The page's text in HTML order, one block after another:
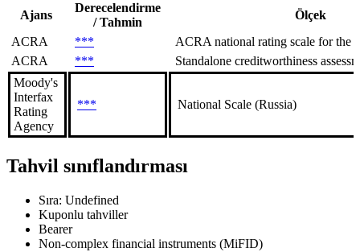
Ajans
Derecelendirme
/ Tahmin
Ölçek
ACRA
***
ACRA national rating scale for the
ACRA
***
Standalone creditworthiness
Moody's
Interfax
Rating
Agency
*** National Scale (Russia)
Tahvil sınıflandırması
Sıra: Undefined
Kuponlu tahviller
Bearer
Non-complex financial instruments (MiFID)